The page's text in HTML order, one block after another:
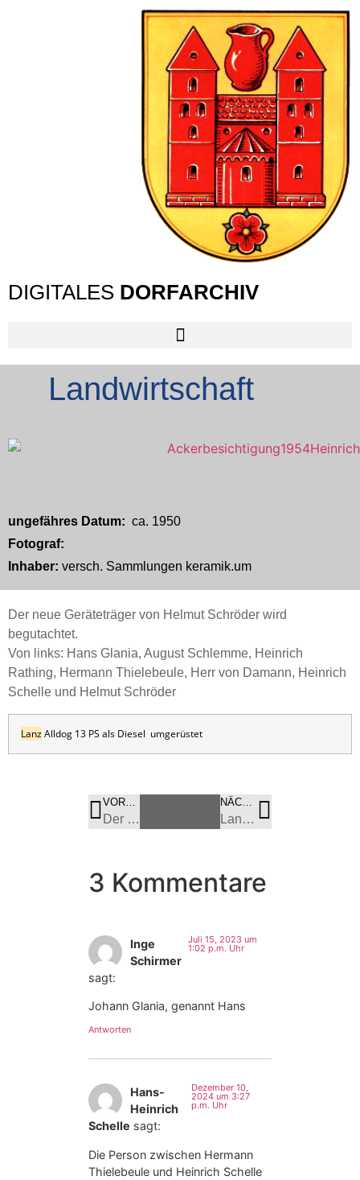
DIGITALES DORFARCHIV
Landwirtschaft
ungefähres Datum: ca. 1950
Fotograf:
Inhaber: versch. Sammlungen keramik.um
Der neue Geräteträger von Helmut Schröder wird
begutachtet.
Von links: Hans Glania, August Schlemme, Heinrich
Rathing, Hermann Thielebeule, Herr von Damann, Heinrich
Schelle und Helmut Schröder
LanzAlldog 13 PS als Diesel umgerüstet
Der Lanz Bulldog – Wer kennt den Besitzer? Lanz Alldog Geräteträger in vollem Einsatz
3 Kommentare
Inge
Schirmer
sagt:
Juli 15, 2023 um
1:02 p.m. Uhr
Johann Glania, genannt Hans
Antworten
Hans-
Heinrich
Schelle sagt:
Dezember 10,
2024 um 3:27
p.m. Uhr
Die Person zwischen Hermann
Thielebeule und Heinrich Schelle